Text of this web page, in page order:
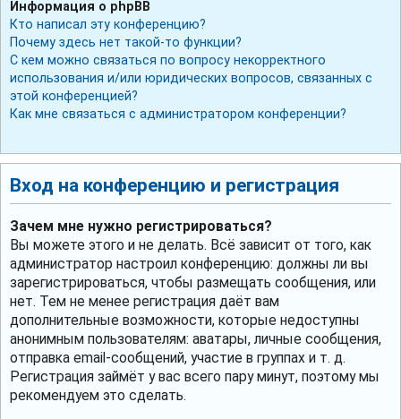
Информация о phpBB
Кто написал эту конференцию?
Почему здесь нет такой-то функции?
С кем можно связаться по вопросу некорректного
использования и/или юридических вопросов, связанных с
этой конференцией?
Как мне связаться с администратором конференции?
Вход на конференцию и регистрация
Зачем мне нужно регистрироваться?
Вы можете этого и не делать. Всё зависит от того, как
администратор настроил конференцию: должны ли вы
зарегистрироваться, чтобы размещать сообщения, или
нет. Тем не менее регистрация даёт вам
дополнительные возможности, которые недоступны
анонимным пользователям: аватары, личные сообщения,
отправка email-сообщений, участие в группах и т. д.
Регистрация займёт у вас всего пару минут, поэтому мы
рекомендуем это сделать.